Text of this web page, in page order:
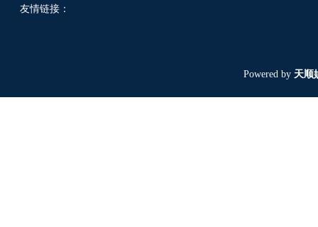
友情链接：
Powered by 天顺